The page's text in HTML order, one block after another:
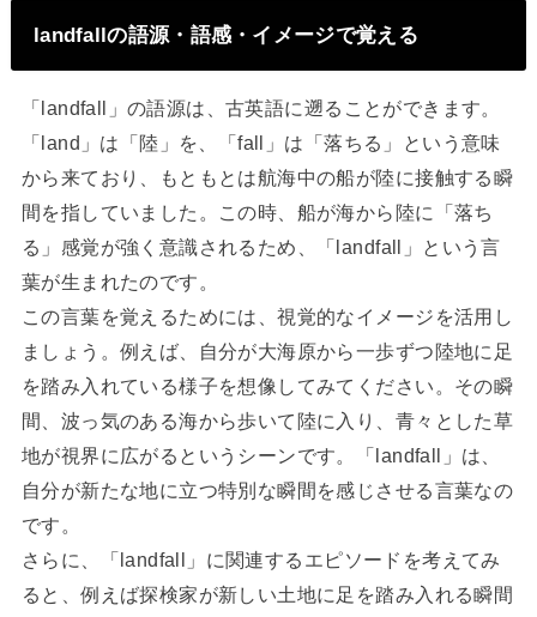
landfallの語源・語感・イメージで覚える
「landfall」の語源は、古英語に遡ることができます。
「land」は「陸」を、「fall」は「落ちる」という意味
から来ており、もともとは航海中の船が陸に接触する瞬
間を指していました。この時、船が海から陸に「落ち
る」感覚が強く意識されるため、「landfall」という言
葉が生まれたのです。
この言葉を覚えるためには、視覚的なイメージを活用し
ましょう。例えば、自分が大海原から一歩ずつ陸地に足
を踏み入れている様子を想像してみてください。その瞬
間、波っ気のある海から歩いて陸に入り、青々とした草
地が視界に広がるというシーンです。「landfall」は、
自分が新たな地に立つ特別な瞬間を感じさせる言葉なの
です。
さらに、「landfall」に関連するエピソードを考えてみ
ると、例えば探検家が新しい土地に足を踏み入れる瞬間